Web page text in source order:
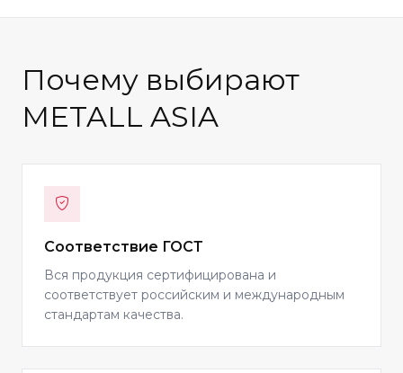
Почему выбирают
METALL ASIA
Соответствие ГОСТ
Вся продукция сертифицирована и
соответствует российским и международным
стандартам качества.